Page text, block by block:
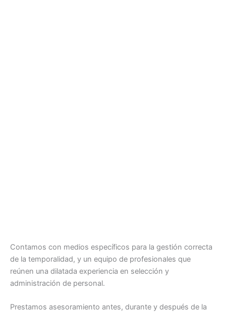
Contamos con medios específicos para la gestión correcta
de la temporalidad, y un equipo de profesionales que
reúnen una dilatada experiencia en selección y
administración de personal.
Prestamos asesoramiento antes, durante y después de la